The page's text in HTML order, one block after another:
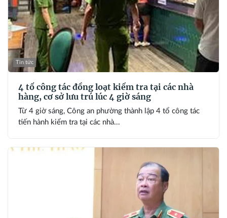
Tin tức
4 tổ công tác đồng loạt kiểm tra tại các nhà
hàng, cơ sở lưu trú lúc 4 giờ sáng
Từ 4 giờ sáng, Công an phường thành lập 4 tổ công tác
tiến hành kiểm tra tại các nhà...